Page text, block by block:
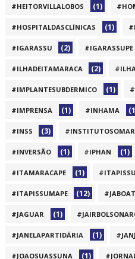
#HEITORVILLALOBOS (1)
#HOSPITALDASCLÍNICAS (1)
#IGARASSU (2) #IGARASSUPE
#ILHADEITAMARACA (2)
#IMPLANTESUBDERMICO (1)
#IMPRENSA (1) #INHAMA
#INSS (3) #INSTITUTOSOMAR
#INVERSÃO (1) #IPHAN (1)
#ITAMARACAPE (1)
#ITAPISSUMAPE (12)
#JAGUAR (1)
#JANELAPARTIDÁRIA (1)
#JOAOSUASSUNA (1)